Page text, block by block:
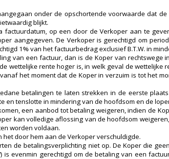
onder de opschortende voorwaarde dat
blijkt.
op een door de Verkoper aan te
aangegeven. De Verkoper is gerechtigd om
1% van het factuurbedrag exclusief B.T.W. in
van een factuur, dan is de Koper van rechtswege
wettelijke rente hoger is, in welk geval de wettelijke
het moment dat de Koper in verzuim is tot het
betalingen te laten strekken in de eerste
en tenslotte in mindering van de hoofdsom en de
een aanbod tot betaling weigeren, indien de
kan volledige aflossing van de hoofdsom
worden voldaan.
door hem aan de Verkoper verschuldigde.
de betalingsverplichting niet op. De Koper die
is evenmin gerechtigd om de betaling van een